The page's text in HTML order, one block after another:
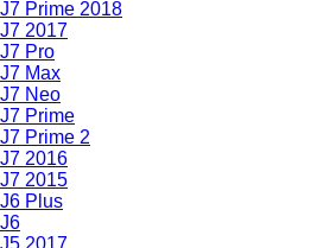
J7 Prime 2018
J7 2017
J7 Pro
J7 Max
J7 Neo
J7 Prime
J7 Prime 2
J7 2016
J7 2015
J6 Plus
J6
J5 2017